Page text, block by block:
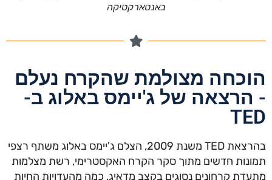
באנטארקטיקה
הוכחה מצולמת שהקרח נעלם
- הרצאה של ג'יימס באלוג ב-
TED
בהרצאת TED משנת 2009, הצלם ג'יימס באלוג משתף רצפי
תמונות חדשים מתוך סקר הקרח האקסטרימי, רשת מצלמות
מתעדת קרחונים נסוגים בקצב מדאיג, כמה מהעדויות החיות